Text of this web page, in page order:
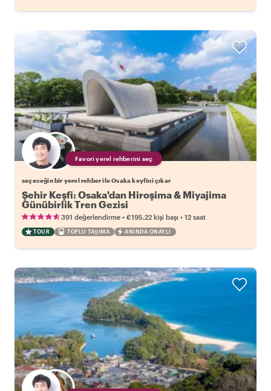
Favori yerel rehberini seç
seçeceğin bir yerel rehber ile Osaka keyfini çıkar
Şehir Keşfi: Osaka'dan Hiroşima & Miyajima
Günübirlik Tren Gezisi
391 değerlendirme • €195.22 kişi başı • 12 saat
TOUR TOPLU TAŞIMA ANINDA ONAYLI